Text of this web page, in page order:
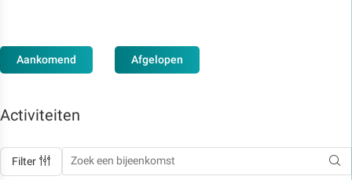
Aankomend Afgelopen
Activiteiten
Filter